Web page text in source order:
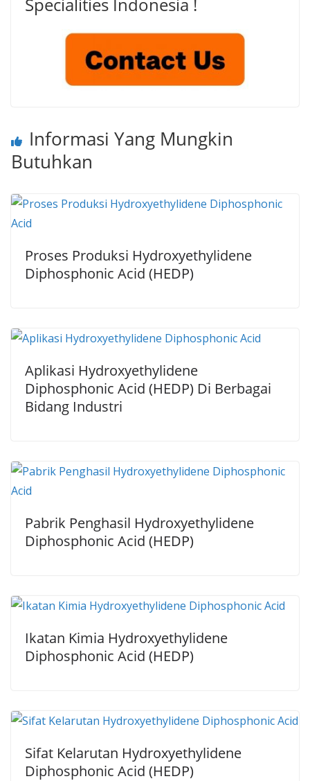
Informasi Yang Mungkin
Butuhkan
Proses Produksi Hydroxyethylidene
Diphosphonic Acid (HEDP)
Aplikasi Hydroxyethylidene
Diphosphonic Acid (HEDP) Di Berbagai
Bidang Industri
Pabrik Penghasil Hydroxyethylidene
Diphosphonic Acid (HEDP)
Ikatan Kimia Hydroxyethylidene
Diphosphonic Acid (HEDP)
Sifat Kelarutan Hydroxyethylidene
Diphosphonic Acid (HEDP)